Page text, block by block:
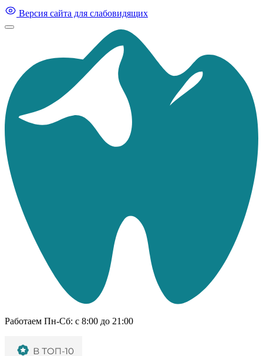
Версия сайта для слабовидящих
Работаем Пн-Cб: с 8:00 до 21:00